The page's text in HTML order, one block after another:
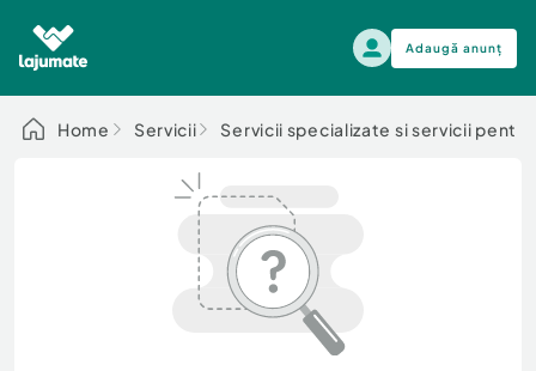
Adaugă anunț
Alege categoria
Auto, moto si ambarcatiuni
Electronice si electrocasnice
Auto, moto si ambarcatiuni
Home Servicii Servicii specializate si servicii